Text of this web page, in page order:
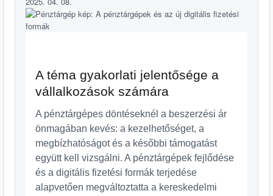
A téma gyakorlati jelentősége a
vállalkozások számára
A pénztárgépes döntéseknél a beszerzési ár
önmagában kevés: a kezelhetőséget, a
megbízhatóságot és a későbbi támogatást
együtt kell vizsgálni. A pénztárgépek fejlődése
és a digitális fizetési formák terjedése
alapvetően megváltoztatta a kereskedelmi